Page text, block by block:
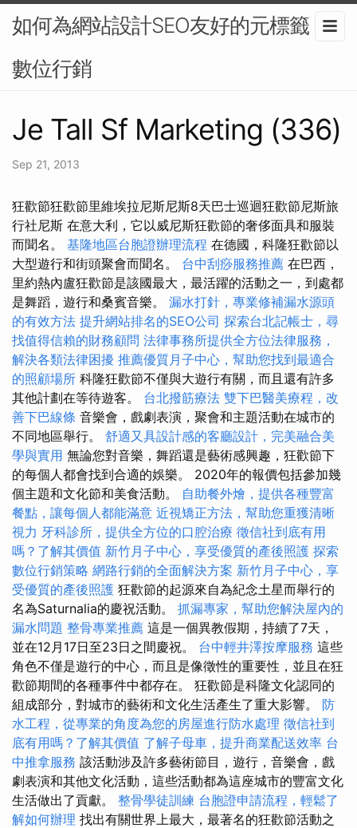
如何為網站設計SEO友好的元標籤？-
數位行銷
Je Tall Sf Marketing (336)
Sep 21, 2013
狂歡節狂歡節里維埃拉尼斯尼斯8天巴士巡迴狂歡節尼斯旅
行社尼斯 在意大利，它以威尼斯狂歡節的奢侈面具和服裝
而聞名。 基隆地區台胞證辦理流程 在德國，科隆狂歡節以
大型遊行和街頭聚會而聞名。 台中刮痧服務推薦 在巴西，
里約熱內盧狂歡節是該國最大，最活躍的活動之一，到處都
是舞蹈，遊行和桑賓音樂。 漏水打針，專業修補漏水源頭
的有效方法 提升網站排名的SEO公司 探索台北記帳士，尋
找值得信賴的財務顧問 法律事務所提供全方位法律服務，
解決各類法律困擾 推薦優質月子中心，幫助您找到最適合
的照顧場所 科隆狂歡節不僅與大遊行有關，而且還有許多
其他計劃在等待遊客。 台北撥筋療法 雙下巴醫美療程，改
善下巴線條 音樂會，戲劇表演，聚會和主題活動在城市的
不同地區舉行。 舒適又具設計感的客廳設計，完美融合美
學與實用 無論您對音樂，舞蹈還是藝術感興趣，狂歡節下
的每個人都會找到合適的娛樂。 2020年的報價包括參加幾
個主題和文化節和美食活動。 自助餐外燴，提供各種豐富
餐點，讓每個人都能滿意 近視矯正方法，幫助您重獲清晰
視力 牙科診所，提供全方位的口腔治療 徵信社到底有用
嗎？了解其價值 新竹月子中心，享受優質的產後照護 探索
數位行銷策略 網路行銷的全面解決方案 新竹月子中心，享
受優質的產後照護 狂歡節的起源來自為紀念土星而舉行的
名為Saturnalia的慶祝活動。 抓漏專家，幫助您解決屋內的
漏水問題 整骨專業推薦 這是一個異教假期，持續了7天，
並在12月17日至23日之間慶祝。 台中輕井澤按摩服務 這些
角色不僅是遊行的中心，而且是像徵性的重要性，並且在狂
歡節期間的各種事件中都存在。 狂歡節是科隆文化認同的
組成部分，對城市的藝術和文化生活產生了重大影響。 防
水工程，從專業的角度為您的房屋進行防水處理 徵信社到
底有用嗎？了解其價值 了解子母車，提升商業配送效率 台
中推拿服務 該活動涉及許多藝術節目，遊行，音樂會，戲
劇表演和其他文化活動，這些活動都為這座城市的豐富文化
生活做出了貢獻。 整骨學徒訓練 台胞證申請流程，輕鬆了
解如何辦理 找出有關世界上最大，最著名的狂歡節活動之